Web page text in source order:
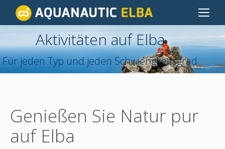
Aktivitäten auf Elba
Für jeden Typ und jeden Schwierigkeitsgrad
You are here:
Genießen Sie Natur pur
auf Elba